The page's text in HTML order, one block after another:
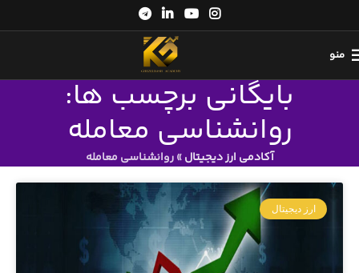
منو
بایگانی برچسب ها:
روانشناسی معامله
آکادمی ارز دیجیتال»روانشناسی معامله
ارز دیجیتال